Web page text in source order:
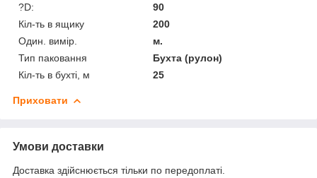
?D:
90
Кіл-ть в ящику
200
Один. вимір.
м.
Тип паковання
Бухта (рулон)
Кіл-ть в бухті, м
25
Приховати
Умови доставки
Доставка здійснюється тільки по передоплаті.